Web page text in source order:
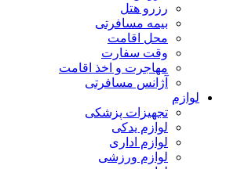
رزرو هتل
بیمه مسافرتی
محل اقامت
وقت سفارت
مهاجرت و اخذ اقامت
آژانس مسافرتی
لوازم
تجهیزات پزشکی
لوازم یدکی
لوازم اداری
لوازم ورزشی